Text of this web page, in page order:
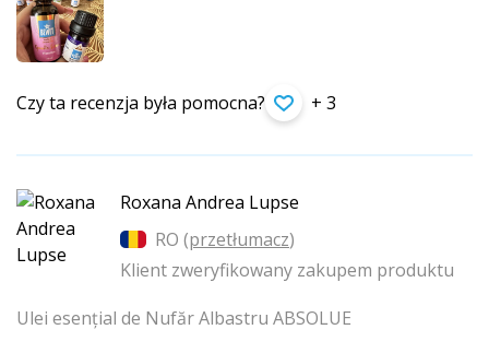
Czy ta recenzja była pomocna? + 3
Roxana Andrea Lupse
RO (przetłumacz)
Klient zweryfikowany zakupem produktu
Ulei esențial de Nufăr Albastru ABSOLUE